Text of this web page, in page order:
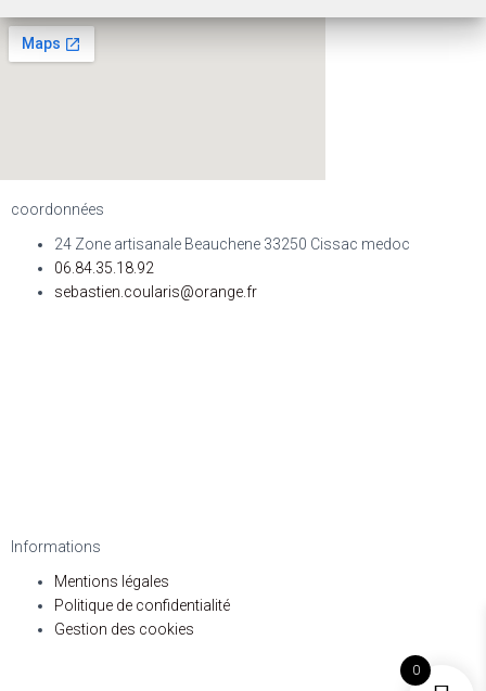
coordonnées
24 Zone artisanale Beauchene 33250 Cissac medoc
06.84.35.18.92
sebastien.coularis@orange.fr
Informations
Mentions légales
Politique de confidentialité
Gestion des cookies
0